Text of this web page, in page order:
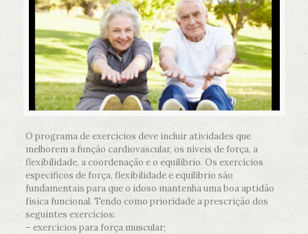
O programa de exercícios deve incluir atividades que
melhorem a função cardiovascular, os níveis de força, a
flexibilidade, a coordenação e o equilíbrio. Os exercícios
específicos de força, flexibilidade e equilíbrio são
fundamentais para que o idoso mantenha uma boa aptidão
física funcional. Tendo como prioridade a prescrição dos
seguintes exercícios:
– exercícios para força muscular;